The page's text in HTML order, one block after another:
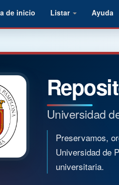
de inicio Listar Ayuda
Universidad
Preservamos,
Universidad de
universitaria.